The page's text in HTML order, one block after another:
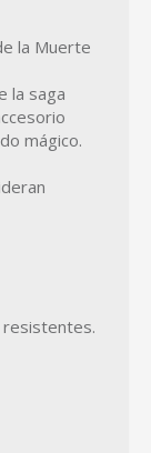
la Muerte
la saga
mágico.
resistentes.